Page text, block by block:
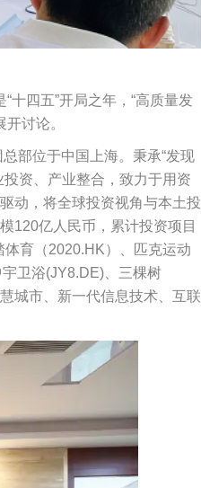
十四五”开局之年，“高质量发
讨论。
部位于中国上海。秉承“发现
资、产业整合，致力于用资
动，将全球投资视角与本土投
120亿人民币，累计投资项目
育（2020.HK）、匹克运动
卫浴(JY8.DE)、三棵树
城市、新一代信息技术、互联